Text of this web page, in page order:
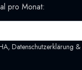
pro Monat:
Datenschutzerklärung &